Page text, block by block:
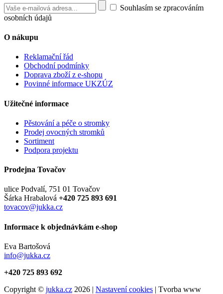
Souhlasím se zpracováním
osobních údajů
O nákupu
Reklamační řád
Obchodní podmínky
Doprava zboží z e-shopu
Povinné informace UKZÚZ
Užitečné informace
Pěstování a péče o stromky
Prodej ovocných stromků
Sortiment
Podpora projektu
Prodejna Tovačov
ulice Podvalí, 751 01 Tovačov
Šárka Hrabalová +420 725 893 691
tovacov@jukka.cz
Informace k objednávkám e-shop
Eva Bartošová
info@jukka.cz
+420 725 893 692
Copyright © jukka.cz 2026 | Nastavení cookies | Tvorba www